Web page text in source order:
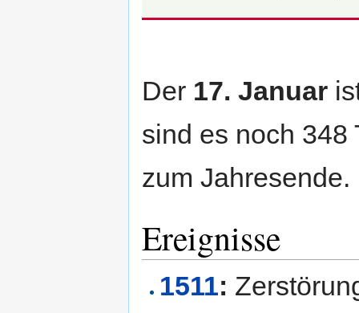
Der 17. Januar
sind es noch 348
zum Jahresende.
Ereignisse
1511: